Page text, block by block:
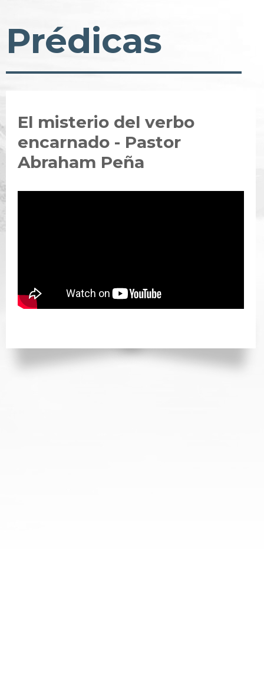
Prédicas
El misterio del verbo
encarnado - Pastor
Abraham Peña